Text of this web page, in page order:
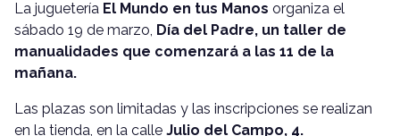
La juguetería El Mundo en tus Manos organiza el
sábado 19 de marzo, Día del Padre, un taller de
manualidades que comenzará a las 11 de la
mañana.
Las plazas son limitadas y las inscripciones se realizan
en la tienda, en la calle Julio del Campo, 4.